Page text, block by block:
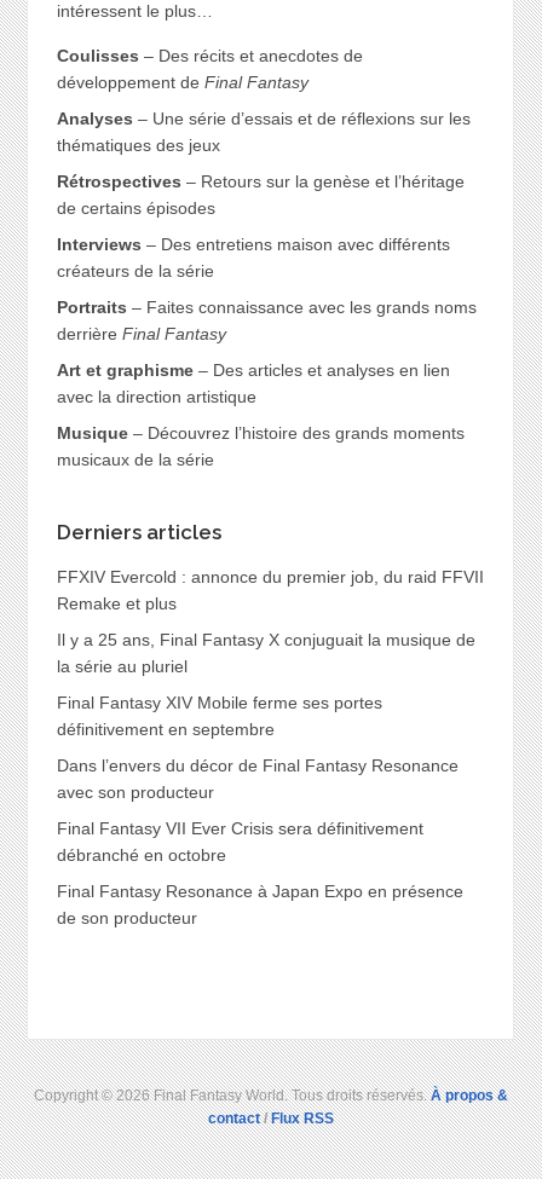
intéressent le plus…
Coulisses – Des récits et anecdotes de
développement de Final Fantasy
Analyses – Une série d’essais et de réflexions sur les
thématiques des jeux
Rétrospectives – Retours sur la genèse et l’héritage
de certains épisodes
Interviews – Des entretiens maison avec différents
créateurs de la série
Portraits – Faites connaissance avec les grands noms
derrière Final Fantasy
Art et graphisme– Des articles et analyses en lien
avec la direction artistique
Musique– Découvrez l’histoire des grands moments
musicaux de la série
Derniers articles
FFXIV Evercold : annonce du premier job, du raid FFVII
Remake et plus
Il y a 25 ans, Final Fantasy X conjuguait la musique de
la série au pluriel
Final Fantasy XIV Mobile ferme ses portes
définitivement en septembre
Dans l’envers du décor de Final Fantasy Resonance
avec son producteur
Final Fantasy VII Ever Crisis sera définitivement
débranché en octobre
Final Fantasy Resonance à Japan Expo en présence
de son producteur
Copyright © 2026 Final Fantasy World. Tous droits réservés.À propos &
contact/Flux RSS